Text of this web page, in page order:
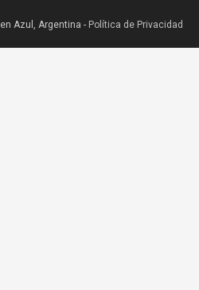
Azul, Argentina - Política de Privacidad